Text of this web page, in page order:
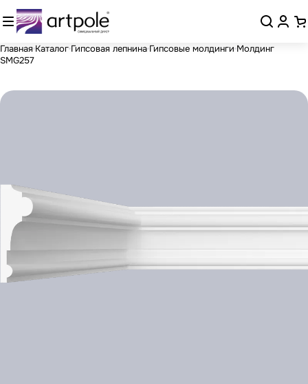
Главная Каталог Гипсовая лепнина Гипсовые молдинги Молдинг
SMG257